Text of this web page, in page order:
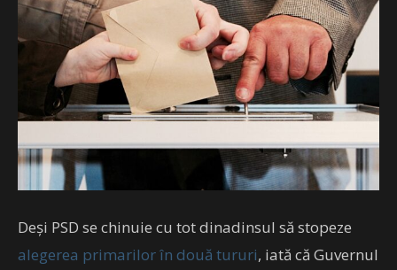
Deși PSD se chinuie cu tot dinadinsul să stopeze
alegerea primarilor în două tururi, iată că Guvernul